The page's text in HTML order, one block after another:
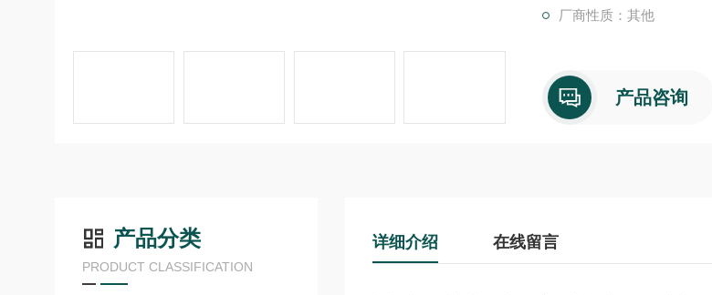
厂商性质：其他
产品咨询
产品分类
PRODUCT CLASSIFICATION
详细介绍 在线留言